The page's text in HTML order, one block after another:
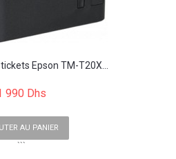
Epson TM-T20X...
990 Dhs
AU PANIER
```